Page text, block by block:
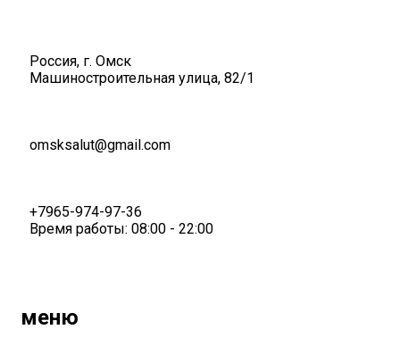
Россия, г. Омск
Машиностроительная улица, 82/1
omsksalut@gmail.com
+7965-974-97-36
Время работы: 08:00 - 22:00
меню